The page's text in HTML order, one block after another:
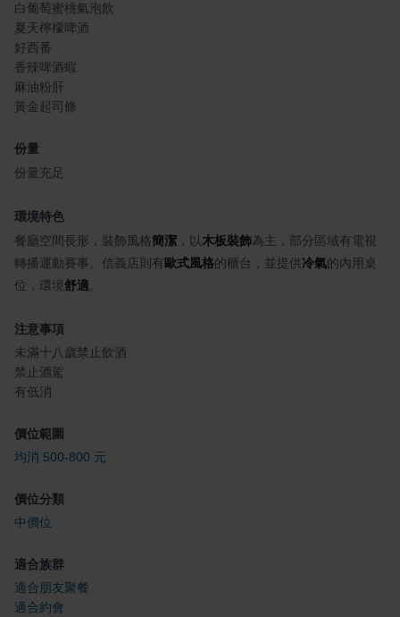
白葡萄蜜桃氣泡飲
夏天檸檬啤酒
好西番
香辣啤酒蝦
麻油粉肝
黃金起司條
份量
份量充足
環境特色
餐廳空間長形，裝飾風格簡潔 ，以木板裝飾為主，部分區域有電視
轉播運動賽事。信義店則有 歐式風格的櫃台，並提供冷氣的內用桌
位，環境舒適
注意事項
未滿十八歲禁止飲酒
禁止酒駕
有低消
價位範圍
均消 500-800 元
價位分類
中價位
適合族群
適合朋友聚餐
適合約會